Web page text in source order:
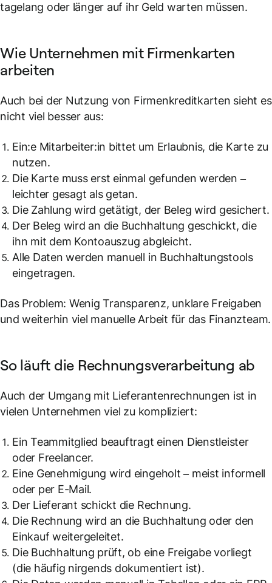
tagelang oder länger auf ihr Geld warten müssen.
Wie Unternehmen mit Firmenkarten
arbeiten
Auch bei der Nutzung von Firmenkreditkarten sieht es
nicht viel besser aus:
Ein:e Mitarbeiter:in bittet um Erlaubnis, die Karte zu
nutzen.
Die Karte muss erst einmal gefunden werden –
leichter gesagt als getan.
Die Zahlung wird getätigt, der Beleg wird gesichert.
Der Beleg wird an die Buchhaltung geschickt, die
ihn mit dem Kontoauszug abgleicht.
Alle Daten werden manuell in Buchhaltungstools
eingetragen.
Das Problem: Wenig Transparenz, unklare Freigaben
und weiterhin viel manuelle Arbeit für das Finanzteam.
So läuft die Rechnungsverarbeitung ab
Auch der Umgang mit Lieferantenrechnungen ist in
vielen Unternehmen viel zu kompliziert:
Ein Teammitglied beauftragt einen Dienstleister
oder Freelancer.
Eine Genehmigung wird eingeholt – meist informell
oder per E-Mail.
Der Lieferant schickt die Rechnung.
Die Rechnung wird an die Buchhaltung oder den
Einkauf weitergeleitet.
Die Buchhaltung prüft, ob eine Freigabe vorliegt
(die häufig nirgends dokumentiert ist).